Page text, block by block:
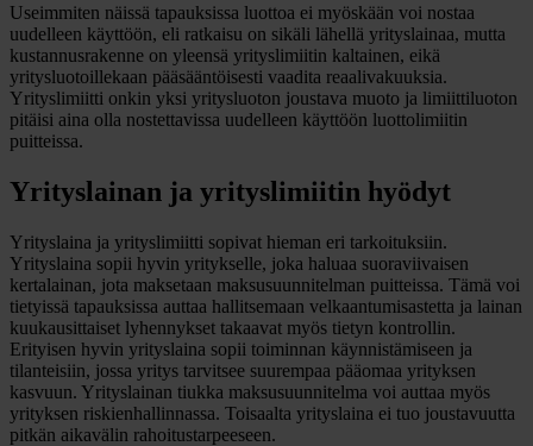
Useimmiten näissä tapauksissa luottoa ei myöskään voi nostaa
uudelleen käyttöön, eli ratkaisu on sikäli lähellä yrityslainaa, mutta
kustannusrakenne on yleensä yrityslimiitin kaltainen, eikä
yritysluotoillekaan pääsääntöisesti vaadita reaalivakuuksia.
Yrityslimiitti onkin yksi yritysluoton joustava muoto ja limiittiluoton
pitäisi aina olla nostettavissa uudelleen käyttöön luottolimiitin
puitteissa.
Yrityslainan ja yrityslimiitin hyödyt
Yrityslaina ja yrityslimiitti sopivat hieman eri tarkoituksiin.
Yrityslaina sopii hyvin yritykselle, joka haluaa suoraviivaisen
kertalainan, jota maksetaan maksusuunnitelman puitteissa. Tämä voi
tietyissä tapauksissa auttaa hallitsemaan velkaantumisastetta ja lainan
kuukausittaiset lyhennykset takaavat myös tietyn kontrollin.
Erityisen hyvin yrityslaina sopii toiminnan käynnistämiseen ja
tilanteisiin, jossa yritys tarvitsee suurempaa pääomaa yrityksen
kasvuun. Yrityslainan tiukka maksusuunnitelma voi auttaa myös
yrityksen riskienhallinnassa. Toisaalta yrityslaina ei tuo joustavuutta
pitkän aikavälin rahoitustarpeeseen.